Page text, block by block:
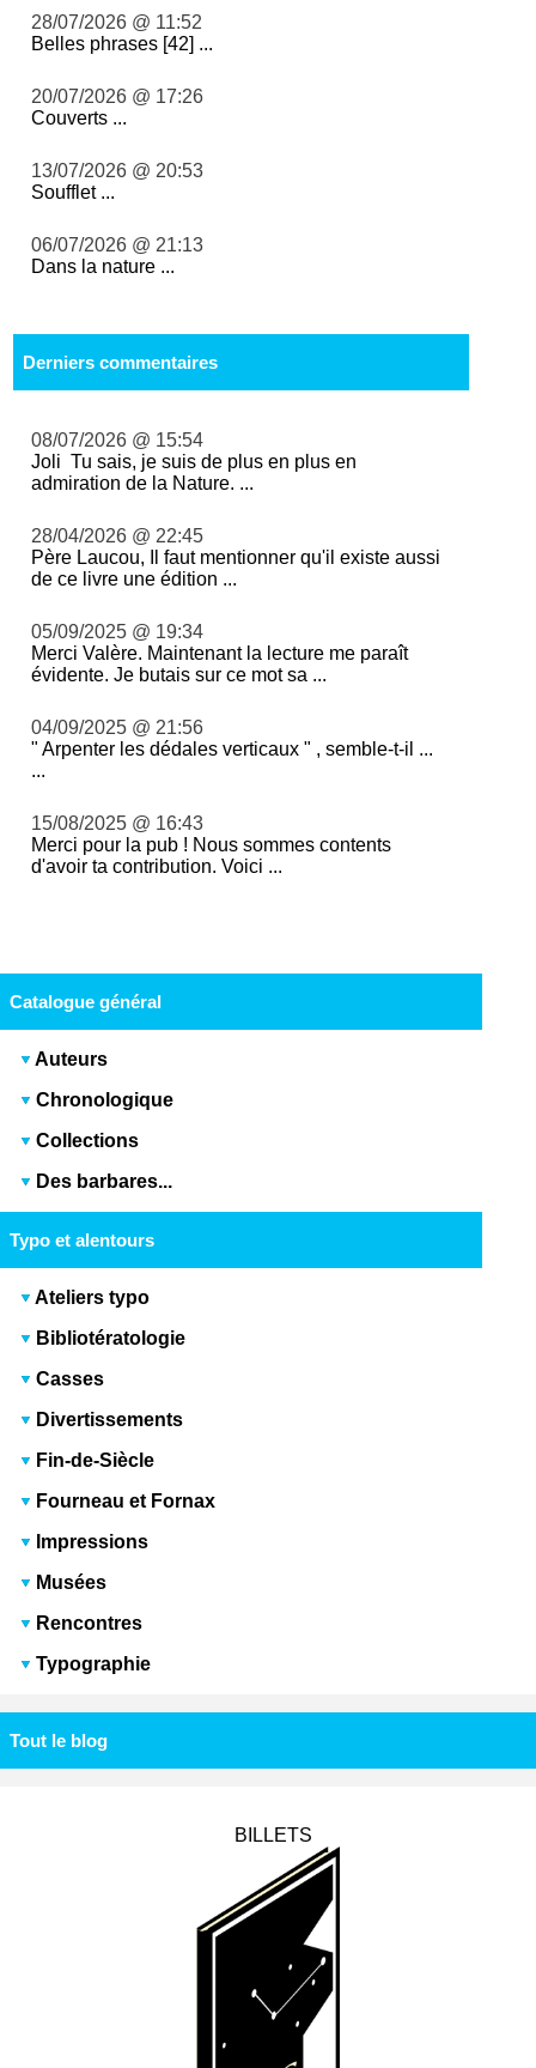
28/07/2026 @ 11:52
Belles phrases [42] ...
20/07/2026 @ 17:26
Couverts ...
13/07/2026 @ 20:53
Soufflet ...
06/07/2026 @ 21:13
Dans la nature ...
Derniers commentaires
08/07/2026 @ 15:54
Joli Tu sais, je suis de plus en plus en
admiration de la Nature. ...
28/04/2026 @ 22:45
Père Laucou, Il faut mentionner qu'il existe aussi
de ce livre une édition ...
05/09/2025 @ 19:34
Merci Valère. Maintenant la lecture me paraît
évidente. Je butais sur ce mot sa ...
04/09/2025 @ 21:56
" Arpenter les dédales verticaux " , semble-t-il ...
...
15/08/2025 @ 16:43
Merci pour la pub ! Nous sommes contents
d'avoir ta contribution. Voici ...
Catalogue général
Auteurs
Chronologique
Collections
Des barbares...
Typo et alentours
Ateliers typo
Bibliotératologie
Casses
Divertissements
Fin-de-Siècle
Fourneau et Fornax
Impressions
Musées
Rencontres
Typographie
Tout le blog
BILLETS